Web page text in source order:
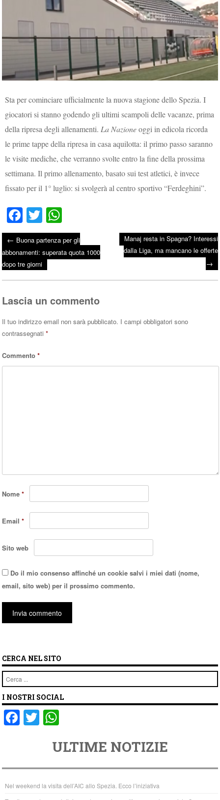
Sta per cominciare ufficialmente la nuova stagione dello Spezia. I
giocatori si stanno godendo gli ultimi scampoli delle vacanze, prima
della ripresa degli allenamenti. La Nazioneoggi in edicola ricorda
le prime tappe della ripresa in casa aquilotta: il primo passo saranno
le visite mediche, che verranno svolte entro la fine della prossima
settimana. Il primo allenamento, basato sui test atletici, è invece
fissato per il 1° luglio: si svolgerà al centro sportivo “Ferdeghini”.
Fa
ce
bo
ok
T
wi
tte
r
ha
ts
A
pp
Post navigation
← Buona partenza per gli
abbonamenti: superata quota 1000
dopo tre giorni
Manaj resta in Spagna? Interessi
dalla Liga, ma mancano le offerte
→
Lascia un commento
Il tuo indirizzo email non sarà pubblicato. I campi obbligatori sono
contrassegnati*
Commento*
Nome*
Email*
Sito web
Do il mio consenso affinché un cookie salvi i miei dati (nome,
email, sito web) per il prossimo commento.
CERCA NEL SITO
Cerca
I NOSTRI SOCIAL
F
e
b
T
er
at
s
A
ULTIME NOTIZIE
Nel weekend la visita dell’AIC allo Spezia. Ecco l’iniziativa